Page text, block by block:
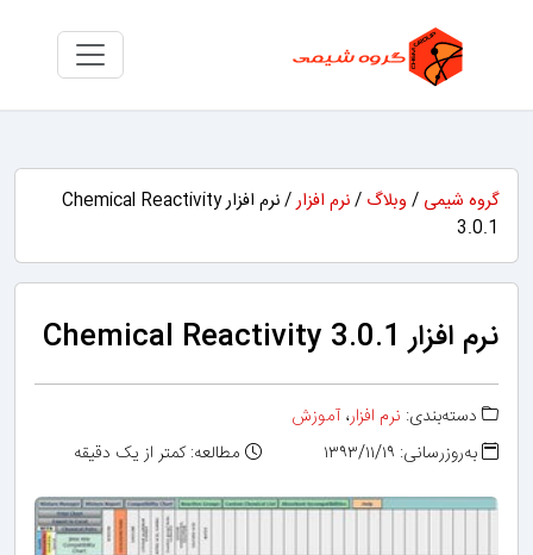
گروه شیمی / وبلاگ /نرم افزار
/ نرم افزار Chemical Reactivity
3.0.1
نرم افزار Chemical Reactivity 3.0.1
دسته‌بندی: نرم افزار، آموزش
به‌روزرسانی: ۱۳۹۳/۱۱/۱۹
مطالعه: کمتر از یک دقیقه